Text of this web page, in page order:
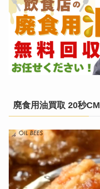
廃食用油買取 20秒CM
動
画
プ
レ
ー